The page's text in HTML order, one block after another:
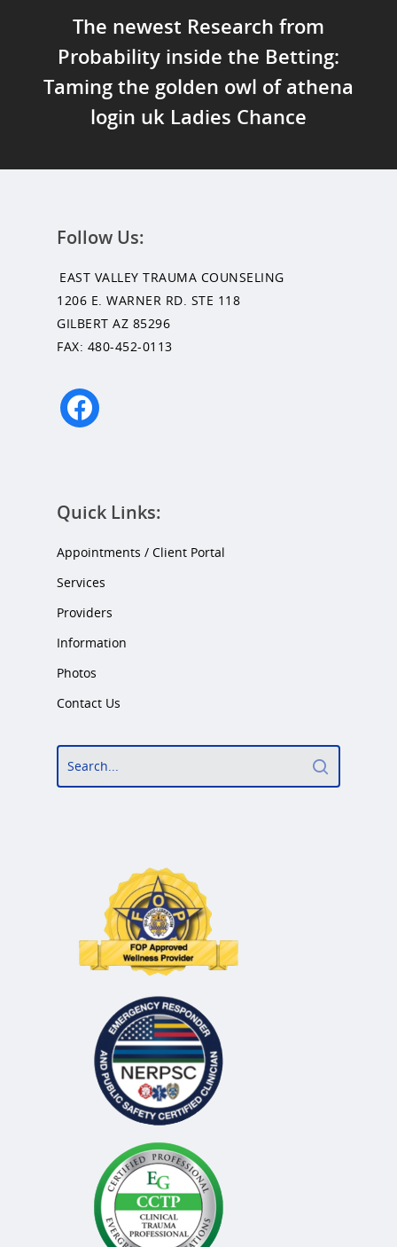
The newest Research from
Probability inside the Betting:
Taming the golden owl of athena
login uk Ladies Chance
Follow Us:
EAST VALLEY TRAUMA COUNSELING
1206 E. WARNER RD. STE 118
GILBERT AZ 85296
FAX: 480-452-0113
facebook
Quick Links:
Appointments / Client Portal
Services
Providers
Information
Photos
Contact Us